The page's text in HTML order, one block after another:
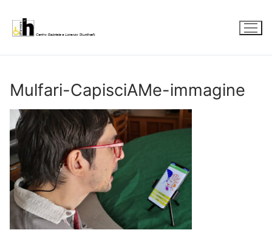
contenuto
Mulfari-CapisciAMe-immagine